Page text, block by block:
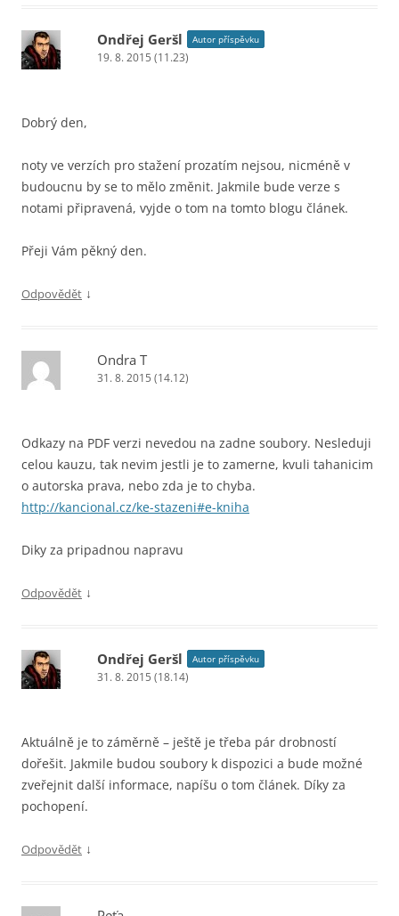
Ondřej Geršl Autor příspěvku
19. 8. 2015 (11.23)
Dobrý den,
noty ve verzích pro stažení prozatím nejsou, nicméně v
budoucnu by se to mělo změnit. Jakmile bude verze s
notami připravená, vyjde o tom na tomto blogu článek.
Přeji Vám pěkný den.
Odpovědět ↓
Ondra T
31. 8. 2015 (14.12)
Odkazy na PDF verzi nevedou na zadne soubory. Nesleduji
celou kauzu, tak nevim jestli je to zamerne, kvuli tahanicim
o autorska prava, nebo zda je to chyba.
http://kancional.cz/ke-stazeni#e-kniha
Diky za pripadnou napravu
Odpovědět ↓
Ondřej Geršl Autor příspěvku
31. 8. 2015 (18.14)
Aktuálně je to záměrně – ještě je třeba pár drobností
dořešit. Jakmile budou soubory k dispozici a bude možné
zveřejnit další informace, napíšu o tom článek. Díky za
pochopení.
Odpovědět ↓